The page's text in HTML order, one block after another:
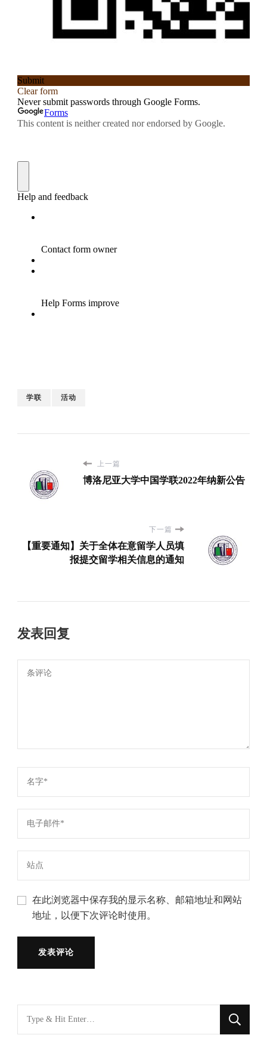
学联 活动
上一篇
博洛尼亚大学中国学联2022年纳新公告
下一篇
【重要通知】关于全体在意留学人员填
报提交留学相关信息的通知
发表回复
在此浏览器中保存我的显示名称、邮箱地址和网站
地址，以便下次评论时使用。
什